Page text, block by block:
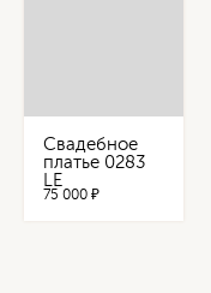
Свадебное
платье 0283
LE
75 000 ₽